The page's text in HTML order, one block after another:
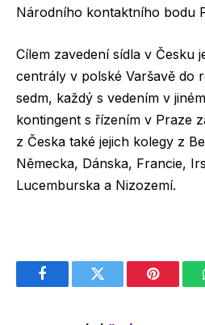
Národního kontaktního bodu
Cílem zavedení sídla v Česku
centrály v polské Varšavě do
sedm, každý s vedením v
kontingent s řízením v Praze
z Česka také jejich kolegy z
Německa, Dánska, Francie,
Lucemburska a Nizozemí.
FacebookTwitter Pinterest